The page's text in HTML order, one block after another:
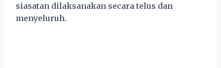
siasatan dilaksanakan secara telus dan
menyeluruh.